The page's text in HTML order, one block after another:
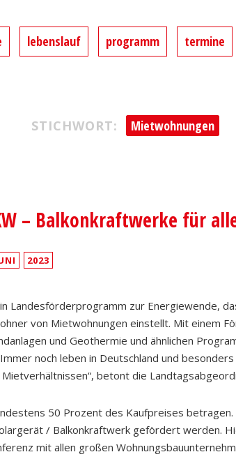
lebenslauf programm termine
STICHWORT: Mietwohnungen
– Balkonkraftwerke für
2023
Landesförderprogramm zur Energiewende,
von Mietwohnungen einstellt. Mit einem
und Geothermie und ähnlichen
noch leben in Deutschland und
betont die
50 Prozent des Kaufpreises betragen.
/ Balkonkraftwerk gefördert werden.
mit allen großen